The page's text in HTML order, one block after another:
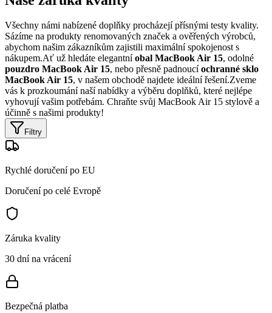
Všechny námi nabízené doplňky procházejí přísnými testy kvality.
Sázíme na produkty renomovaných značek a ověřených výrobců,
abychom našim zákazníkům zajistili maximální spokojenost s
nákupem.Ať už hledáte elegantní obal MacBook Air 15, odolné
pouzdro MacBook Air 15, nebo přesně padnoucí ochranné sklo
MacBook Air 15, v našem obchodě najdete ideální řešení.Zveme
vás k prozkoumání naší nabídky a výběru doplňků, které nejlépe
vyhovují vašim potřebám. Chraňte svůj MacBook Air 15 stylově a
účinně s našimi produkty!
Filtry
Rychlé doručení po EU
Doručení po celé Evropě
Záruka kvality
30 dní na vrácení
Bezpečná platba